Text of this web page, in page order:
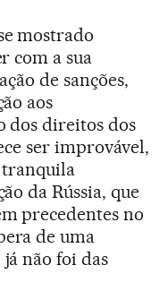
mostrado
com a sua
de sanções,
aos
dos direitos dos
ser improvável,
tranquila
da Rússia, que
precedentes no
de uma
não foi das